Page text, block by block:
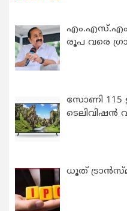
രൂപ വരെ
സോണി 115
ടെലിവിഷൻ
ധൂത്